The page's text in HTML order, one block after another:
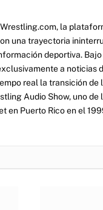
la
una trayectoria
deportiva.
a noticias
real la transición de
Audio Show, uno de
en Puerto Rico en el